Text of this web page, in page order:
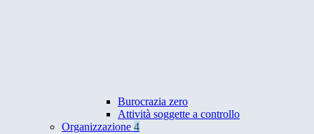
Burocrazia zero
Attività soggette a controllo
Organizzazione 4